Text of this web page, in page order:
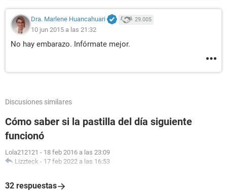
Dra. Marlene Huancahuari 29.005
10 jun 2015 a las 21:32
No hay embarazo. Infórmate mejor.
Discusiones similares
Cómo saber si la pastilla del día siguiente
funcionó
Lola212121 - 18 feb 2016 a las 23:09
Lizzteck - 17 feb 2022 a las 16:53
32 respuestas